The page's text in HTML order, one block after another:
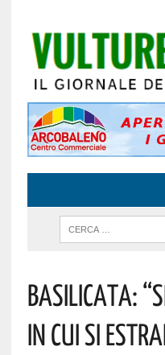
Basilicata:
In Cui Si